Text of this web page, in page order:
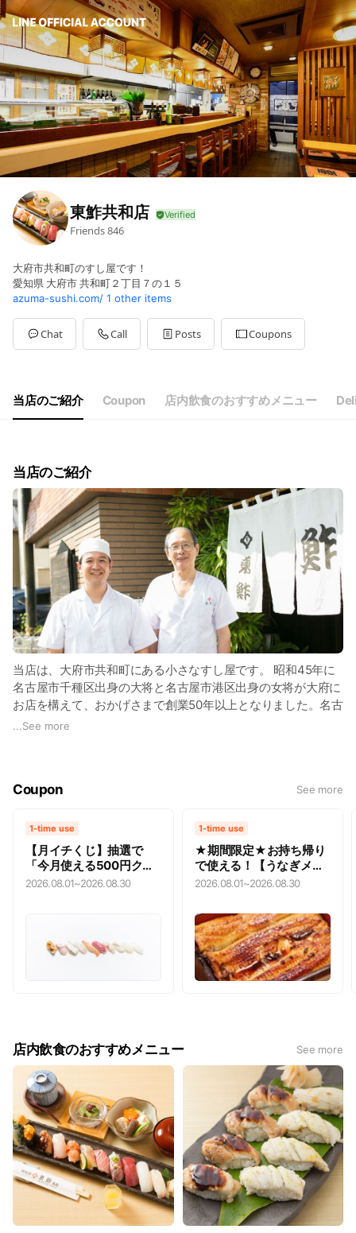
東鮓共和店
Friends846
大府市共和町のすし屋です！
愛知県 大府市 共和町２丁目７の１５
azuma-sushi.com/ 1 other items
Chat Call Posts Coupons
当店のご紹介 Coupon 店内飲食のおすすめメニュー
当店のご紹介
当店は、大府市共和町にある小さなすし屋です。 昭和45年に
名古屋市千種区出身の大将と名古屋市港区出身の女将が大府に
お店を構えて、おかげさまで創業50年以上となりました。名古
屋から出てきたばかりの頃は、右も左もわからずご近所さんに
地域とのつながりを大切にするがゆえ。その思いは若大将に受
ト出店で生まれた「えび天巻き」は、今や大人気商品に。創業
以来、守り続けられているのは、伝統の味と地域で育まれてき
た住民との絆です。これからも普段使いの出来る地域に愛され
る「すし専門店」を目指し、日々試行錯誤しています！
...See more
Coupon See more
1-time use
【月イチくじ】抽選で
「今月使える500円クー
ポン」が当たる！※ご来
2026.08.01~2026.08.30
1-time use
★期間限定★お持ち帰り
で使える！【うなぎメニ
ュー最大500円引き】
2026.08.01~2026.08.30
店内飲食のおすすめメニュー See more